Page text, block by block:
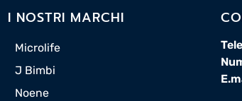
I NOSTRI MARCHI
Microlife
J Bimbi
Noene